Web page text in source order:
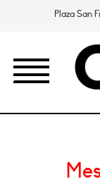
Plaza San